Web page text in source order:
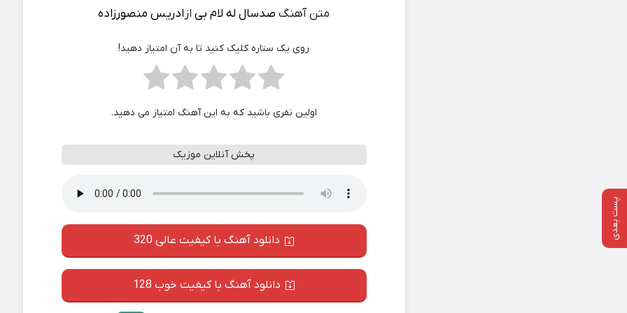
پست بعدی
متن آهنگ صدسال له لام بیازادریس منصورزاده
روی یک ستاره کلیک کنید تا به آن امتیاز دهید!
اولین نفری باشید که به این آهنگ امتیاز می دهید.
پخش آنلاین موزیک
دانلود آهنگ با کیفیت عالی 320
دانلود آهنگ با کیفیت خوب 128